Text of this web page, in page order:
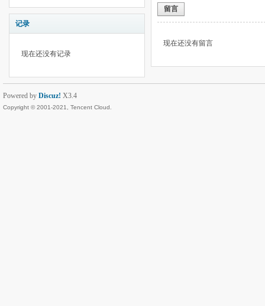
记录
现在还没有记录
留言
现在还没有留言
Powered by Discuz! X3.4
Copyright © 2001-2021, Tencent Cloud.